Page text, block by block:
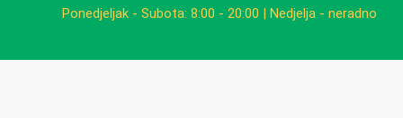
Ponedjeljak - Subota: 8:00 - 20:00 | Nedjelja - neradno